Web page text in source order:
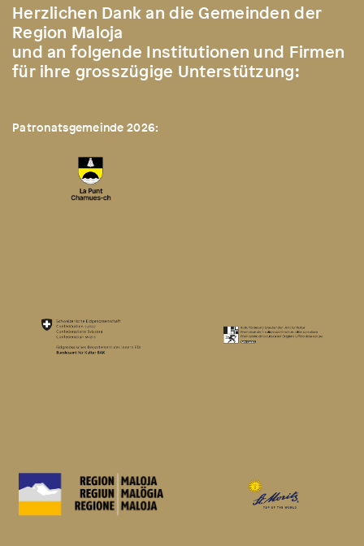
Herzlichen Dank an die Gemeinden der
Region Maloja
und an folgende Institutionen und Firmen
für ihre grosszügige Unterstützung:
Patronatsgemeinde 2026: